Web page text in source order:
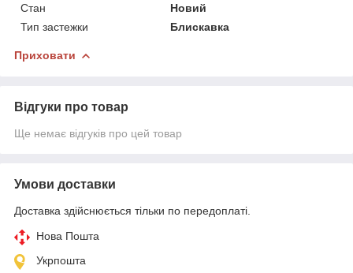
Стан
Новий
Тип застежки
Блискавка
Приховати
Відгуки про товар
Ще немає відгуків про цей товар
Умови доставки
Доставка здійснюється тільки по передоплаті.
Нова Пошта
Укрпошта